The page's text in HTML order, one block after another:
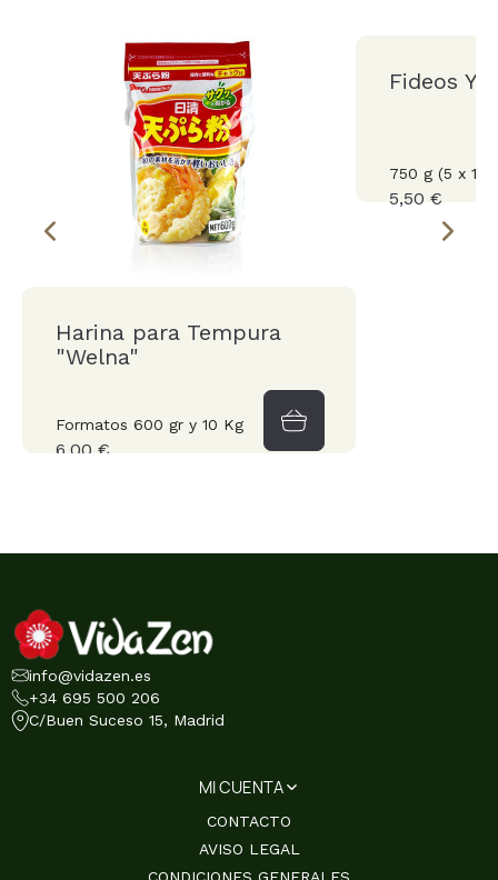
Harina para Tempura
"Welna"
Formatos 600 gr y 10 Kg
6,00 €
Fideos
750 g (5 x
5,50 €
info@vidazen.es
+34 695 500 206
C/Buen Suceso 15, Madrid
MI CUENTA
CONTACTO
AVISO LEGAL